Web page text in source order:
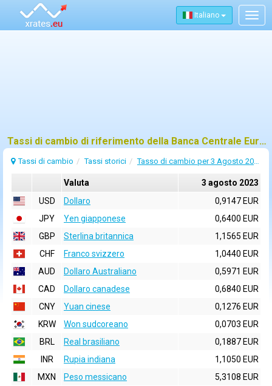
Italiano
Tassi di cambio di riferimento della Banca Centrale Europea (BCE) per 3 agosto 2023
Tassi di cambio Tassi storici Tasso di cambio per 3 Agosto 2023
Valuta
3 agosto 2023
USD
Dollaro
0,9147 EUR
JPY
Yen giapponese
0,6400 EUR
GBP
Sterlina britannica
1,1565 EUR
CHF
Franco svizzero
1,0440 EUR
AUD
Dollaro Australiano
0,5971 EUR
CAD
Dollaro canadese
0,6840 EUR
CNY
Yuan cinese
0,1276 EUR
KRW
Won sudcoreano
0,0703 EUR
BRL
Real brasiliano
0,1887 EUR
INR
Rupia indiana
1,1050 EUR
MXN
Peso messicano
5,3108 EUR